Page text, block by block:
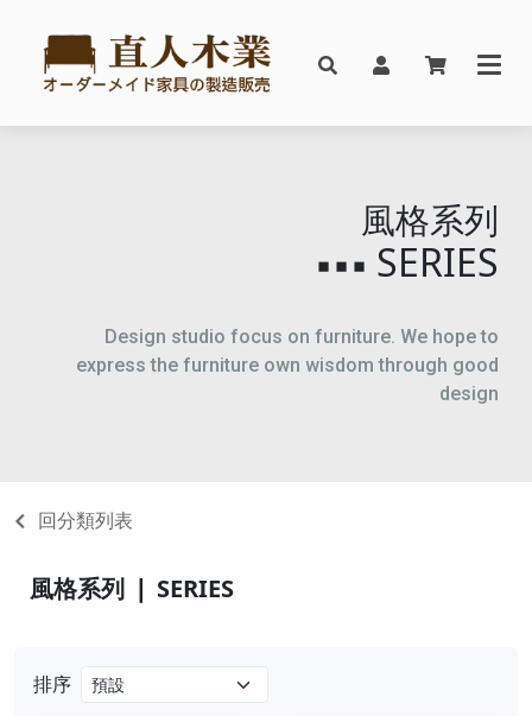
風格系列
▪▪▪ SERIES
Design studio focus on furniture. We hope to
express the furniture own wisdom through good
design
回分類列表
排序
風格系列 ❘ SERIES